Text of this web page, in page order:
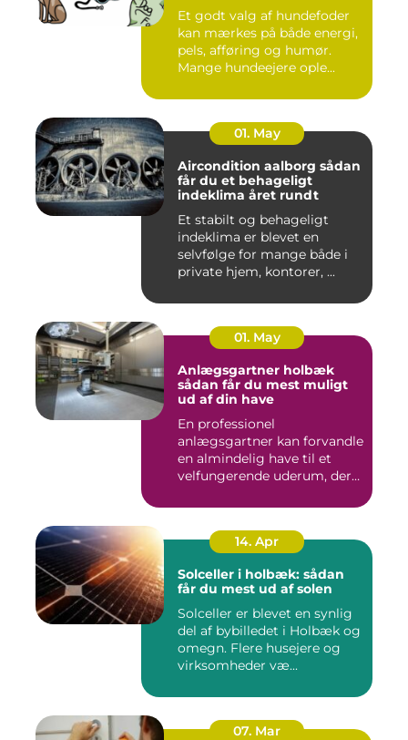
Et godt valg af hundefoder
kan mærkes på både energi,
pels, afføring og humør.
Mange hundeejere ople...
01. May
Aircondition aalborg sådan
får du et behageligt
indeklima året rundt
Et stabilt og behageligt
indeklima er blevet en
selvfølge for mange både i
private hjem, kontorer, ...
01. May
Anlægsgartner holbæk
sådan får du mest muligt
ud af din have
En professionel
anlægsgartner kan forvandle
en almindelig have til et
velfungerende uderum, der
14. Apr
Solceller i holbæk: sådan
får du mest ud af solen
Solceller er blevet en synlig
del af bybilledet i Holbæk og
omegn. Flere husejere og
virksomheder væ...
07. Mar